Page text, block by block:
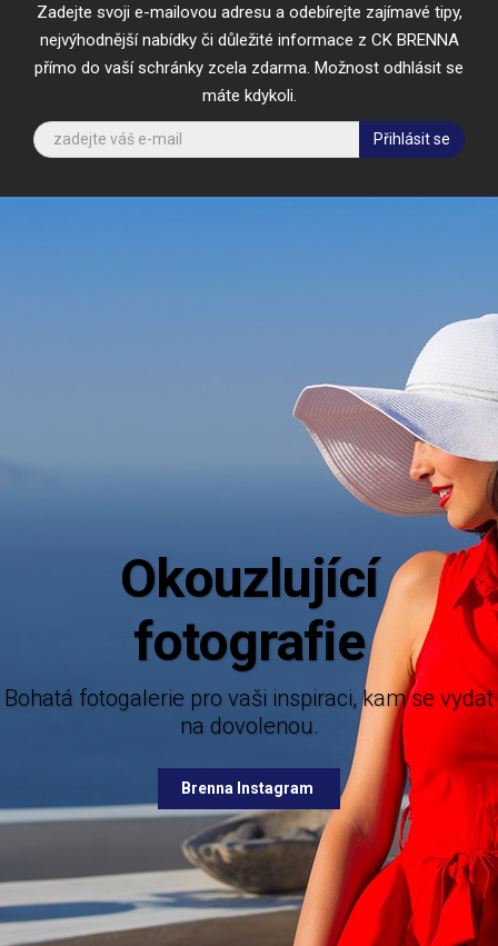
Zadejte svoji e-mailovou adresu a odebírejte zajímavé tipy,
nejvýhodnější nabídky či důležité informace z CK BRENNA
přímo do vaší schránky zcela zdarma. Možnost odhlásit se
máte kdykoli.
Přihlásit se
pro vaši inspiraci, kam se vydat
na dovolenou.
Brenna Instagram
Mějte dokonalý přehled o
nabízených
Brenna Facebook